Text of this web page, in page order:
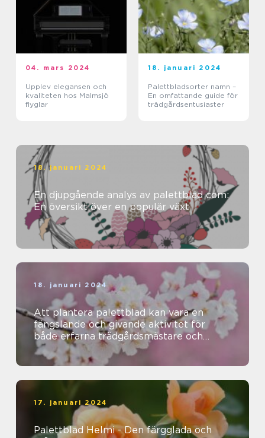
04. mars 2024
Upplev elegansen och
kvaliteten hos Malmsjö
flyglar
18. januari 2024
Palettbladsorter namn –
En omfattande guide för
trädgårdsentusiaster
18. januari 2024
En djupgående analys av palettblad com:
En översikt över en populär växt
18. januari 2024
Att plantera palettblad kan vara en
fängslande och givande aktivitet för
både erfarna trädgårdsmästare och
nybörjare
17. januari 2024
Palettblad Helmi - Den färgglada och